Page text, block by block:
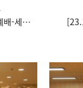
[23.12/25] 성탄절 예배-세례식